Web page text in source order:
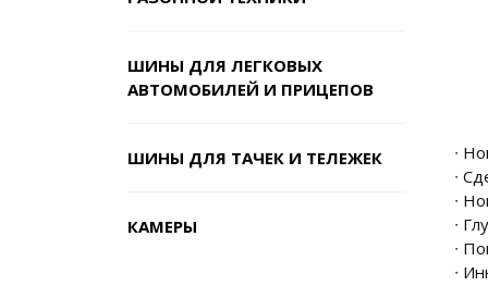
ШИНЫ ДЛЯ ЛЕГКОВЫХ
АВТОМОБИЛЕЙ И ПРИЦЕПОВ
ШИНЫ ДЛЯ ТАЧЕК И ТЕЛЕЖЕК
КАМЕРЫ
∙
∙
∙
∙
∙
∙